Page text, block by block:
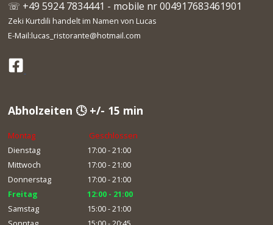
☏ +49 5924 7834441 - mobile nr 004917683461901
Zeki Kurtdili handelt im Namen von Lucas
E-Mail:lucas_ristorante@hotmail.com
Abholzeiten 🕓 +/- 15 min
Montag
Geschlossen
Dienstag
17:00 - 21:00
Mittwoch
17:00 - 21:00
Donnerstag
17:00 - 21:00
Freitag
12:00 - 21:00
Samstag
15:00 - 21:00